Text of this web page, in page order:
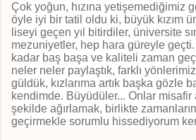
Çok yoğun, hızına yetişemediğimiz
öyle iyi bir tatil oldu ki, büyük kızım
liseyi geçen yıl bitirdiler, üniversite
mezuniyetler, hep hara güreyle
kadar baş başa ve kaliteli zaman
neler neler paylaştık, farklı
güldük, kızlarıma artık başka gözle
kendimde. Büyüdüler... Onlar misafir
şekilde ağırlamak, birlikte
geçirmekle sorumlu hissediyorum